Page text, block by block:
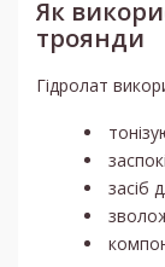
Як
троянди
Гідролат
засіб